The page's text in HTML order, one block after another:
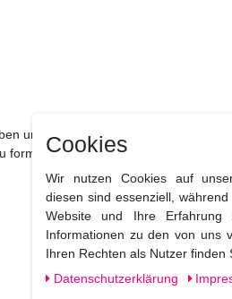
und gleichmäßig ins trockene Haar
formen.Cookies
Wir nutzen Cookies auf
diesen sind essenziell,
Website und Ihre Erfahrung
Informationen zu den von uns
Ihren Rechten als Nutzer finden
Daten­schutz­erklärung